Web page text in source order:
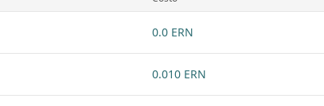
0.0 ERN
0.010 ERN